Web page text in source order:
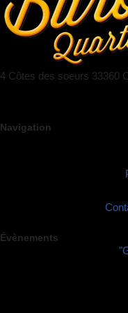
4 Côtes des soeurs 33360
Navigation
Évènements